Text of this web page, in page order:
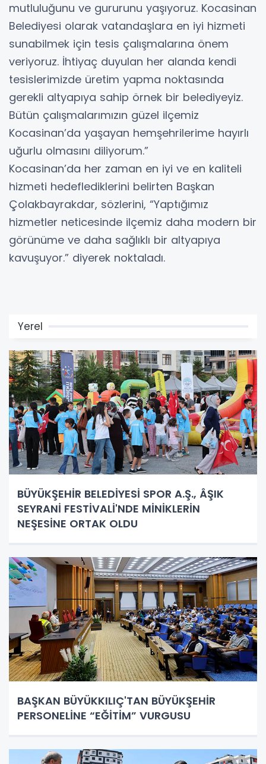
mutluluğunu ve gururunu yaşıyoruz. Kocasinan
Belediyesi olarak vatandaşlara en iyi hizmeti
sunabilmek için tesis çalışmalarına önem
veriyoruz. İhtiyaç duyulan her alanda kendi
tesislerimizde üretim yapma noktasında
gerekli altyapıya sahip örnek bir belediyeyiz.
Bütün çalışmalarımızın güzel ilçemiz
Kocasinan’da yaşayan hemşehrilerime hayırlı
uğurlu olmasını diliyorum.”
Kocasinan’da her zaman en iyi ve en kaliteli
hizmeti hedeflediklerini belirten Başkan
Çolakbayrakdar, sözlerini, “Yaptığımız
hizmetler neticesinde ilçemiz daha modern bir
görünüme ve daha sağlıklı bir altyapıya
kavuşuyor.” diyerek noktaladı.
Yerel
BÜYÜKŞEHİR BELEDİYESİ SPOR A.Ş., ÂŞIK
SEYRANİ FESTİVALİ'NDE MİNİKLERİN
NEŞESİNE ORTAK OLDU
BAŞKAN BÜYÜKKILIÇ'TAN BÜYÜKŞEHİR
PERSONELİNE “EĞİTİM” VURGUSU